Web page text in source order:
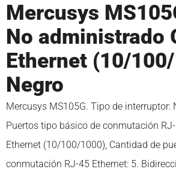
Mercusys
No administrado
Ethernet (10/
Negro
Mercusys MS105G. Tipo de interruptor:
Puertos tipo básico de conmutación
Ethernet (10/100/1000), Cantidad de
conmutación RJ-45 Ethernet: 5.